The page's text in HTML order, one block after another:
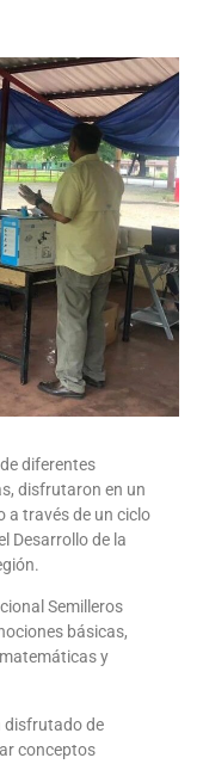
diferentes
disfrutaron en un
a través de un ciclo
Desarrollo de la
Semilleros
básicas,
y
disfrutado de
conceptos